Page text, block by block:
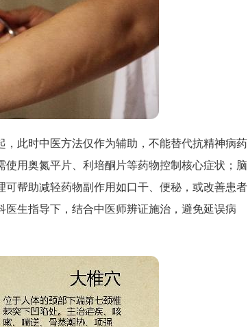
此时中医方法仅作为辅助，不能替代抗精神病药
用奥氮平片、利培酮片等药物控制核心症状；脑
帮助减轻药物副作用如口干、便秘，或改善患者
生指导下，结合中医师辨证施治，避免延误病